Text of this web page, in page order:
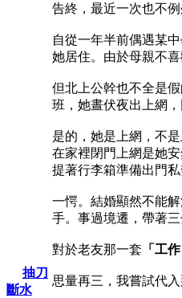
抽刀
斷水
告終，最近一次也不例
自從一年半前偶遇某
她居住。由於母親不
但北上公幹也不全是
班，她晝伏夜出上網
是的，她是上網，不
在家裡閉門上網是她
提著行李箱準備出門
一愕。結婚顯然不能
手。事過境遷，帶著
對於老友那一套 「工
思量再三，我嘗試代